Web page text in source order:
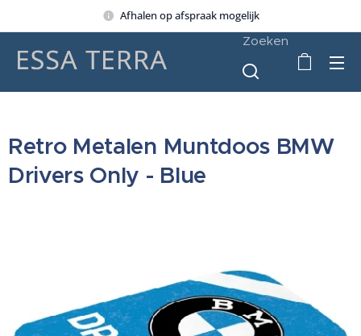
Afhalen op afspraak mogelijk
Zoeken
Retro Metalen Muntdoos BMW
Drivers Only - Blue